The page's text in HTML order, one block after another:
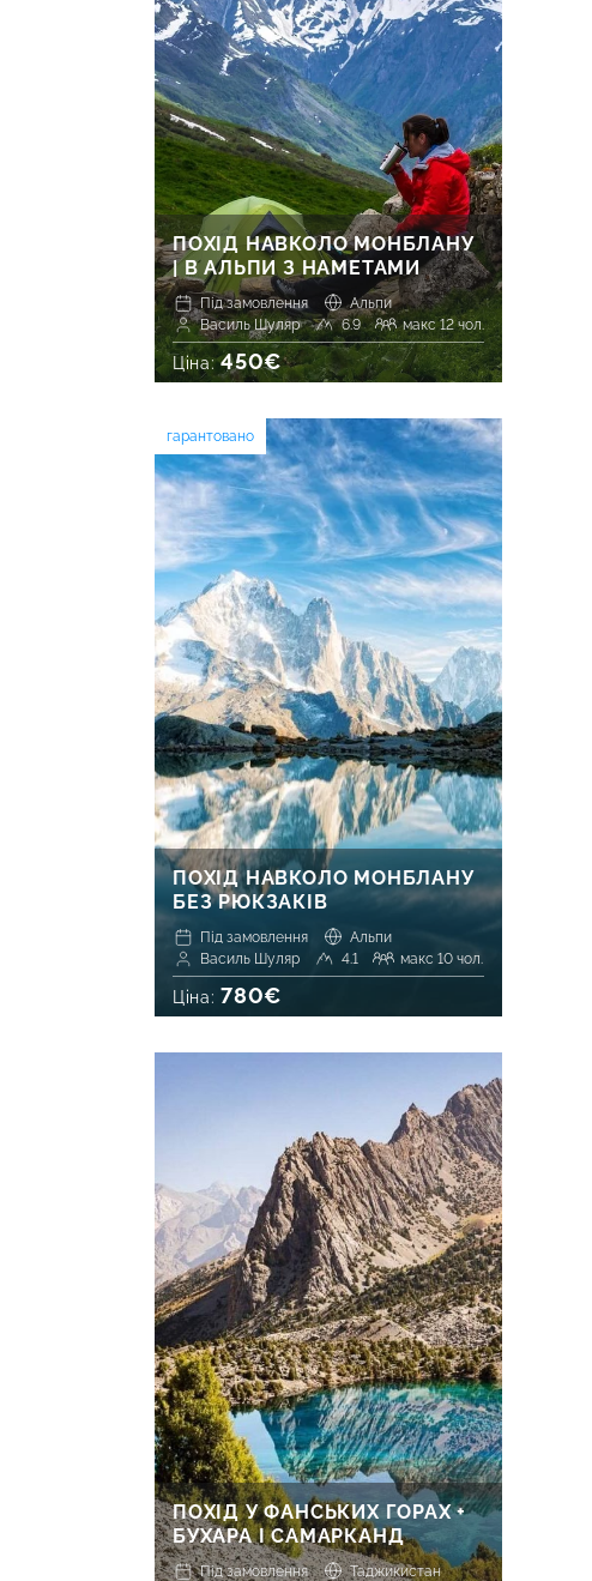
ПОХІД НАВКОЛО МОНБЛАНУ
| В АЛЬПИ З НАМЕТАМИ
Під замовлення
Альпи
Василь Шуляр
6.9 макс 12 чол.
Ціна:450€
гарантовано
ПОХІД НАВКОЛО МОНБЛАНУ
БЕЗ РЮКЗАКІВ
Під замовлення
Альпи
Василь Шуляр
4.1 макс 10 чол.
Ціна: 780€
ПОХІД У ФАНСЬКИХ ГОРАХ +
БУХАРА І САМАРКАНД
Під замовлення
Таджикистан